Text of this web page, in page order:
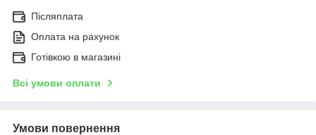
Післяплата
Оплата на рахунок
Готівкою в магазині
Всі умови оплати
Умови повернення